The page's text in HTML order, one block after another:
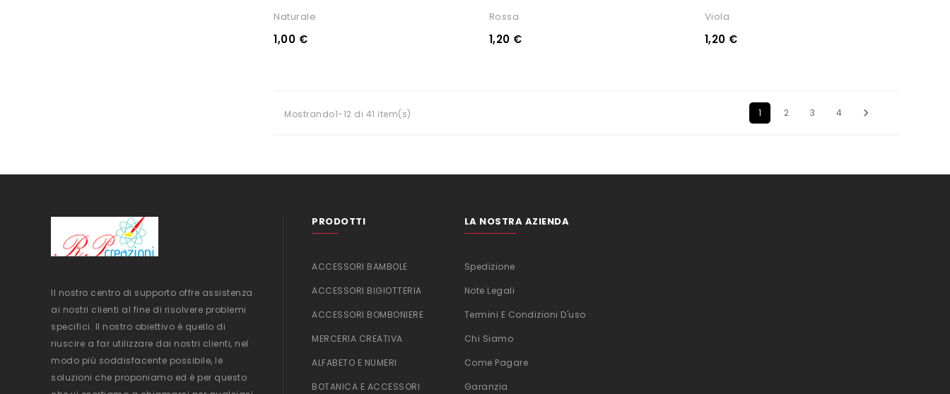
Naturale
1,00 €
Rossa
1,20 €
Viola
1,20 €
Mostrando1-12 di 41 item(s) 1 2 3 4 
Il nostro centro di supporto offre assistenza
ai nostri clienti al fine di risolvere problemi
specifici. Il nostro obiettivo è quello di
riuscire a far utilizzare dai nostri clienti, nel
modo più soddisfacente possibile, le
soluzioni che proponiamo ed è per questo
PRODOTTI
ACCESSORI BAMBOLE
ACCESSORI BIGIOTTERIA
ACCESSORI BOMBONIERE
MERCERIA CREATIVA
ALFABETO E NUMERI
BOTANICA E ACCESSORI
LA NOSTRA AZIENDA
Spedizione
Note Legali
Termini E Condizioni D'uso
Chi Siamo
Come Pagare
Garanzia